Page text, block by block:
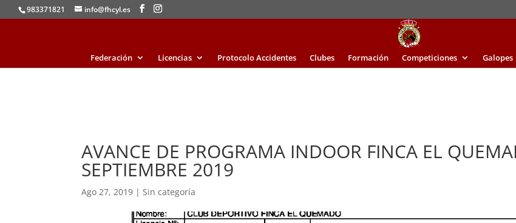
983371821 info@fhcyl.es
Federación Licencias Protocolo Accidentes Clubes Formación Competiciones Galopes
AVANCE DE PROGRAMA INDOOR FINCA EL
SEPTIEMBRE 2019
Ago 27, 2019 |Sin categoría